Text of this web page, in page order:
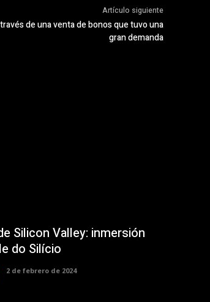
Artículo siguiente
de una venta de bonos que tuvo una
gran demanda
Silicon Valley: inmersión
do Silício
2 de febrero de 2024